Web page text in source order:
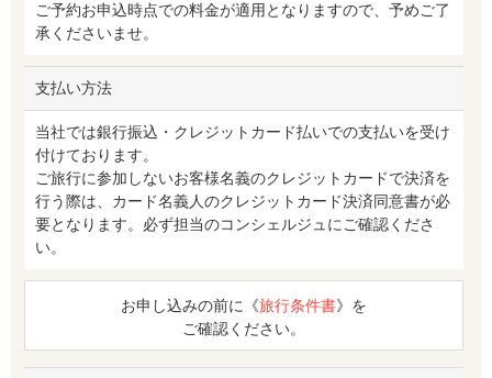
ご予約お申込時点での料金が適用となりますので、予めご了
承くださいませ。
支払い方法
当社では銀行振込・クレジットカード払いでの支払いを受け
付けております。
ご旅行に参加しないお客様名義のクレジットカードで決済を
行う際は、カード名義人のクレジットカード決済同意書が必
要となります。必ず担当のコンシェルジュにご確認くださ
い。
お申し込みの前に《旅行条件書》を
ご確認ください。